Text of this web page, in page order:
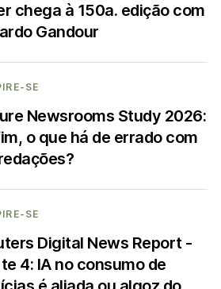
chega à 150a. edição com
Gandour
SE
Newsrooms Study 2026:
o que há de errado com
SE
Digital News Report -
4: IA no consumo de